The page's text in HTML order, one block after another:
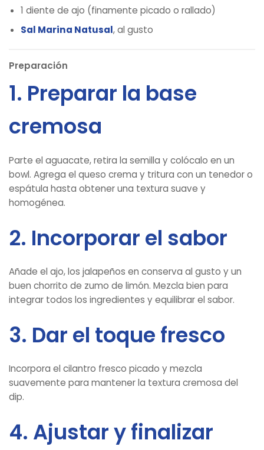
1 diente de ajo (finamente picado o rallado)
Sal Marina Natusal, al gusto
Preparación
1. Preparar la base
cremosa
Parte el aguacate, retira la semilla y colócalo en un
bowl. Agrega el queso crema y tritura con un tenedor o
espátula hasta obtener una textura suave y
homogénea.
2. Incorporar el sabor
Añade el ajo, los jalapeños en conserva al gusto y un
buen chorrito de zumo de limón. Mezcla bien para
integrar todos los ingredientes y equilibrar el sabor.
3. Dar el toque fresco
Incorpora el cilantro fresco picado y mezcla
suavemente para mantener la textura cremosa del
dip.
4. Ajustar y finalizar